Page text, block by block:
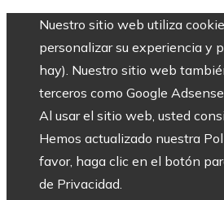
Nuestro sitio web utiliza
personalizar su experiencia y
hay). Nuestro sitio web
terceros como Google
Al usar el sitio web, usted
Hemos actualizado nuestra
favor, haga clic en el botón
de Privacidad.